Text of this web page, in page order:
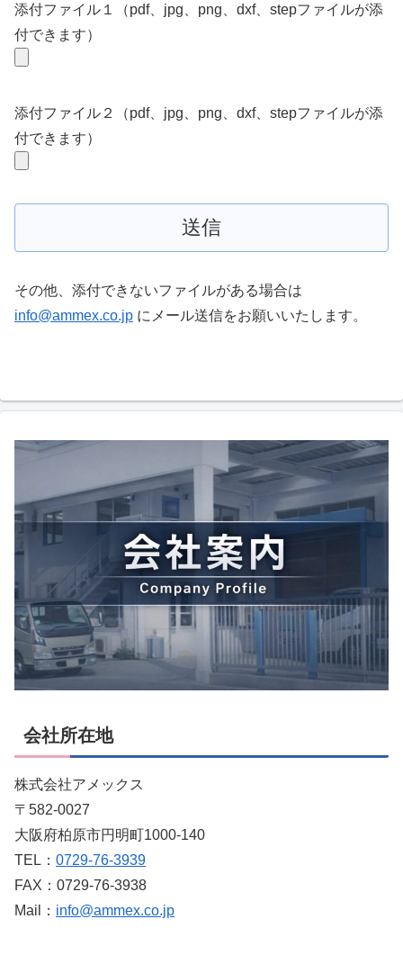
添付ファイル１（pdf、jpg、png、dxf、stepファイルが添
付できます）
添付ファイル２（pdf、jpg、png、dxf、stepファイルが添
付できます）
その他、添付できないファイルがある場合は
info@ammex.co.jp にメール送信をお願いいたします。
会社所在地
株式会社アメックス
〒582-0027
大阪府柏原市円明町1000-140
TEL： 0729-76-3939
FAX：0729-76-3938
Mail： info@ammex.co.jp